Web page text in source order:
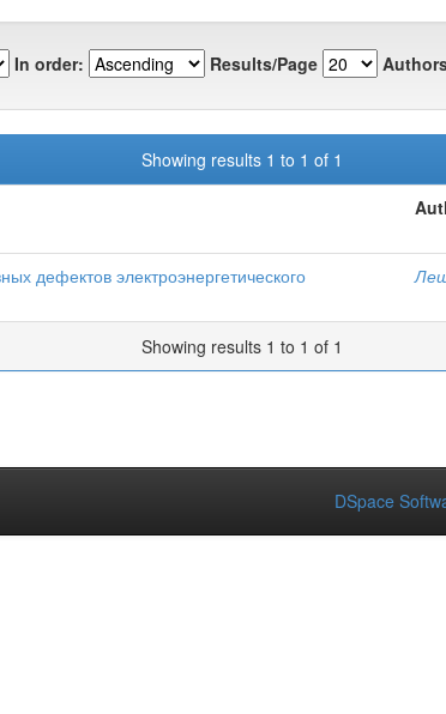
In order: Results/Page
Showing results 1 to 1 of 1
дефектов электроэнергетического
Showing results 1 to 1 of 1
DSpace